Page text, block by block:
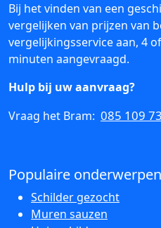
Bij het vinden van een
vergelijken van prijzen van
vergelijkingsservice aan, 4
minuten aangevraagd.
Hulp bij uw aanvraag?
Vraag het Bram: 085 109
Populaire onderwerpen
Schilder gezocht
Muren sauzen